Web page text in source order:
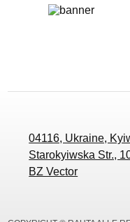
04116, Ukraine,
Starokyiwska Str.,
BZ Vector